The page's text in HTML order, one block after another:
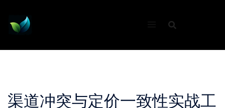
content
渠道冲突与定价一致性实战工